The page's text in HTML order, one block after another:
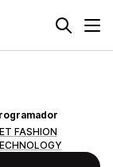
FASHION